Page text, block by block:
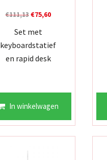
€111,13 Oorspronkelijke
was:
€111,13.
€75,60Huidige
is:
Set met
keyboardstatief
en rapid desk
In winkelwagen